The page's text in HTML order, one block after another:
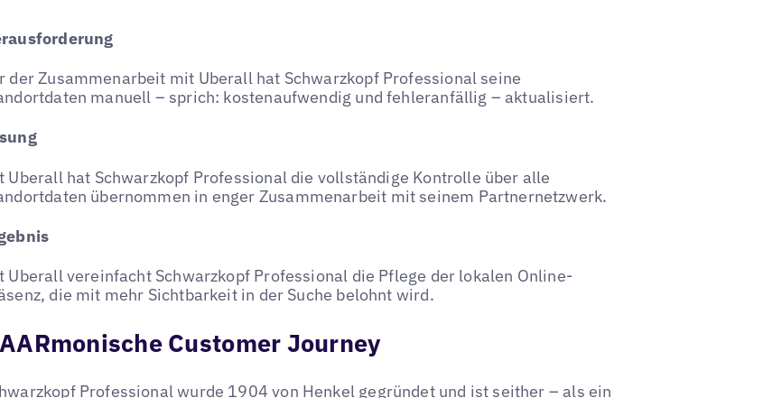
der Zusammenarbeit mit Uberall hat Schwarzkopf Professional seine
manuell – sprich: kostenaufwendig und fehleranfällig – aktualisiert.
Uberall hat Schwarzkopf Professional die vollständige Kontrolle über alle
übernommen in enger Zusammenarbeit mit seinem Partnernetzwerk.
Uberall vereinfacht Schwarzkopf Professional die Pflege der lokalen Online-
die mit mehr Sichtbarkeit in der Suche belohnt wird.
Customer Journey
Professional wurde 1904 von Henkel gegründet und ist seither – als ein